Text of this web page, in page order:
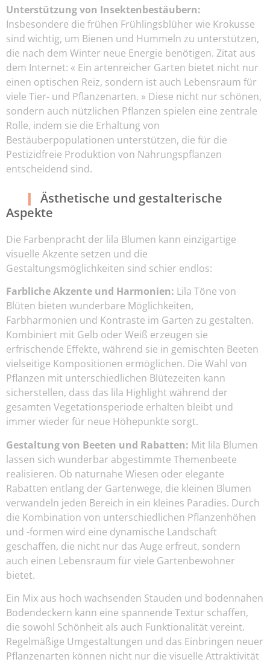
Unterstützung von Insektenbestäubern:
Insbesondere die frühen Frühlingsblüher wie Krokusse
sind wichtig, um Bienen und Hummeln zu unterstützen,
die nach dem Winter neue Energie benötigen. Zitat aus
dem Internet: « Ein artenreicher Garten bietet nicht nur
einen optischen Reiz, sondern ist auch Lebensraum für
viele Tier- und Pflanzenarten. » Diese nicht nur schönen,
sondern auch nützlichen Pflanzen spielen eine zentrale
Rolle, indem sie die Erhaltung von
Bestäuberpopulationen unterstützen, die für die
Pestizidfreie Produktion von Nahrungspflanzen
entscheidend sind.
Ästhetische und gestalterische
Aspekte
Die Farbenpracht der lila Blumen kann einzigartige
visuelle Akzente setzen und die
Gestaltungsmöglichkeiten sind schier endlos:
Farbliche Akzente und Harmonien: Lila Töne von
Blüten bieten wunderbare Möglichkeiten,
Farbharmonien und Kontraste im Garten zu gestalten.
Kombiniert mit Gelb oder Weiß erzeugen sie
erfrischende Effekte, während sie in gemischten Beeten
vielseitige Kompositionen ermöglichen. Die Wahl von
Pflanzen mit unterschiedlichen Blütezeiten kann
sicherstellen, dass das lila Highlight während der
gesamten Vegetationsperiode erhalten bleibt und
immer wieder für neue Höhepunkte sorgt.
Gestaltung von Beeten und Rabatten: Mit lila Blumen
lassen sich wunderbar abgestimmte Themenbeete
realisieren. Ob naturnahe Wiesen oder elegante
Rabatten entlang der Gartenwege, die kleinen Blumen
verwandeln jeden Bereich in ein kleines Paradies. Durch
die Kombination von unterschiedlichen Pflanzenhöhen
und -formen wird eine dynamische Landschaft
geschaffen, die nicht nur das Auge erfreut, sondern
auch einen Lebensraum für viele Gartenbewohner
bietet.
Ein Mix aus hoch wachsenden Stauden und bodennahen
Bodendeckern kann eine spannende Textur schaffen,
die sowohl Schönheit als auch Funktionalität vereint.
Regelmäßige Umgestaltungen und das Einbringen neuer
Pflanzenarten können nicht nur die visuelle Attraktivität